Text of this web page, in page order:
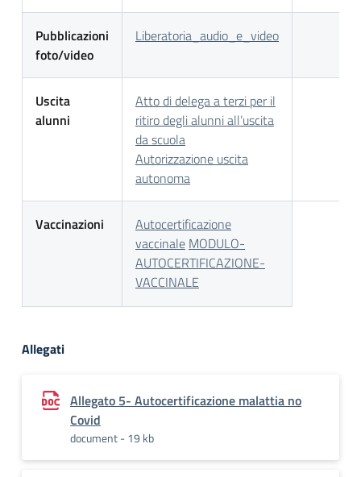
Pubblicazioni
foto/video
Liberatoria_audio_e_video
Uscita
alunni
Atto di delega a terzi per il
ritiro degli alunni all’uscita
da scuola
Autorizzazione uscita
autonoma
Vaccinazioni
Autocertificazione
vaccinale MODULO-
AUTOCERTIFICAZIONE-
VACCINALE
Allegati
Allegato 5- Autocertificazione malattia no
Covid
document - 19 kb